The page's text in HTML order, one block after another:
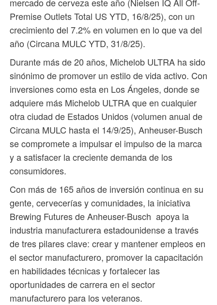
mercado de cerveza este año (Nielsen IQ All Off-
Premise Outlets Total US YTD, 16/8/25), con un
crecimiento del 7.2% en volumen en lo que va del
año (Circana MULC YTD, 31/8/25).
Durante más de 20 años, Michelob ULTRA ha sido
sinónimo de promover un estilo de vida activo. Con
inversiones como esta en Los Ángeles, donde se
adquiere más Michelob ULTRA que en cualquier
otra ciudad de Estados Unidos (volumen anual de
Circana MULC hasta el 14/9/25), Anheuser-Busch
se compromete a impulsar el impulso de la marca
y a satisfacer la creciente demanda de los
consumidores.
Con más de 165 años de inversión continua en su
gente, cervecerías y comunidades, la iniciativa
Brewing Futures de Anheuser-Busch apoya la
industria manufacturera estadounidense a través
de tres pilares clave: crear y mantener empleos en
el sector manufacturero, promover la capacitación
en habilidades técnicas y fortalecer las
oportunidades de carrera en el sector
manufacturero para los veteranos.